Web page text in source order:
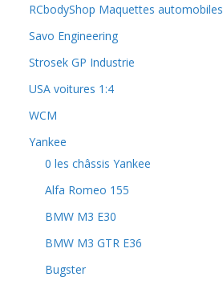
RCbodyShop Maquettes automobiles
Savo Engineering
Strosek GP Industrie
USA voitures 1:4
WCM
Yankee
0 les châssis Yankee
Alfa Romeo 155
BMW M3 E30
BMW M3 GTR E36
Bugster